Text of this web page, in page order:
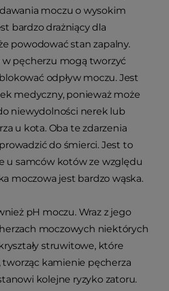
moczu o wysokim
bardzo drażniący dla
powodować stan zapalny.
w pęcherzu mogą tworzyć
odpływ moczu. Jest
medyczny, ponieważ może
niewydolności nerek lub
u kota. Oba te zdarzenia
do śmierci. Jest to
u samców kotów ze względu
moczowa jest bardzo wąska.
pH moczu. Wraz z jego
moczowych niektórych
struwitowe, które
tworząc kamienie pęcherza
kolejne ryzyko zatoru.